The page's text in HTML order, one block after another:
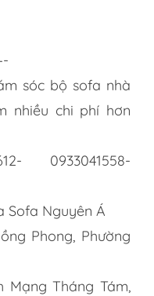
sóc bộ sofa nhà
nhiều chi phí hơn
0933041558-
Sofa Nguyên Á
Phong, Phường
Mạng Tháng Tám,